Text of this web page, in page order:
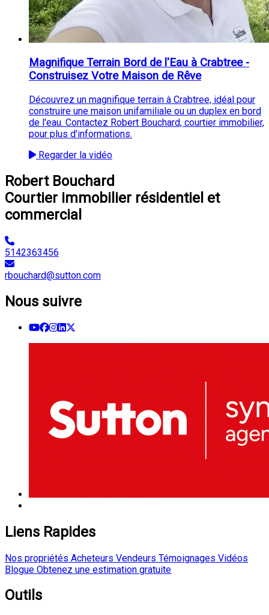
Magnifique Terrain Bord de l'Eau à Crabtree -
Construisez Votre Maison de Rêve
Découvrez un magnifique terrain à Crabtree, idéal pour
construire une maison unifamiliale ou un duplex en bord
de l'eau. Contactez Robert Bouchard, courtier immobilier,
pour plus d'informations.
Regarder la vidéo
Robert Bouchard
Courtier immobilier résidentiel et
commercial
5142363456
rbouchard@sutton.com
Nous suivre
Liens Rapides
Nos propriétés Acheteurs Vendeurs Témoignages Vidéos
Blogue Obtenez une estimation gratuite
Outils